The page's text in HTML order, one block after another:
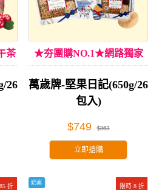
茶
26
★夯團購NO.1★網路獨家
萬歲牌-堅果日記(650g/26
包入)
$749 $862
立即搶購
折 限時 8 折
奶素